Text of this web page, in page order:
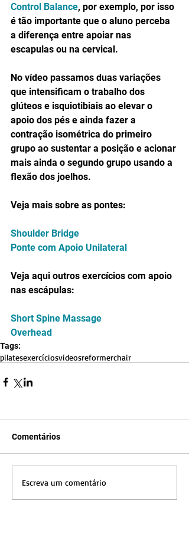
Control Balance, por exemplo, por isso
é tão importante que o aluno perceba
a diferença entre apoiar nas
escapulas ou na cervical.
No vídeo passamos duas variações
que intensificam o trabalho dos
glúteos e isquiotibiais ao elevar o
apoio dos pés e ainda fazer a
contração isométrica do primeiro
grupo ao sustentar a posição e acionar
mais ainda o segundo grupo usando a
flexão dos joelhos.
Veja mais sobre as pontes:
Shoulder Bridge
Ponte com Apoio Unilateral
Veja aqui outros exercícios com apoio
nas escápulas:
Short Spine Massage
Overhead
Tags:
pilatesexercíciosvideosreformerchair
Comentários
Escreva um comentário